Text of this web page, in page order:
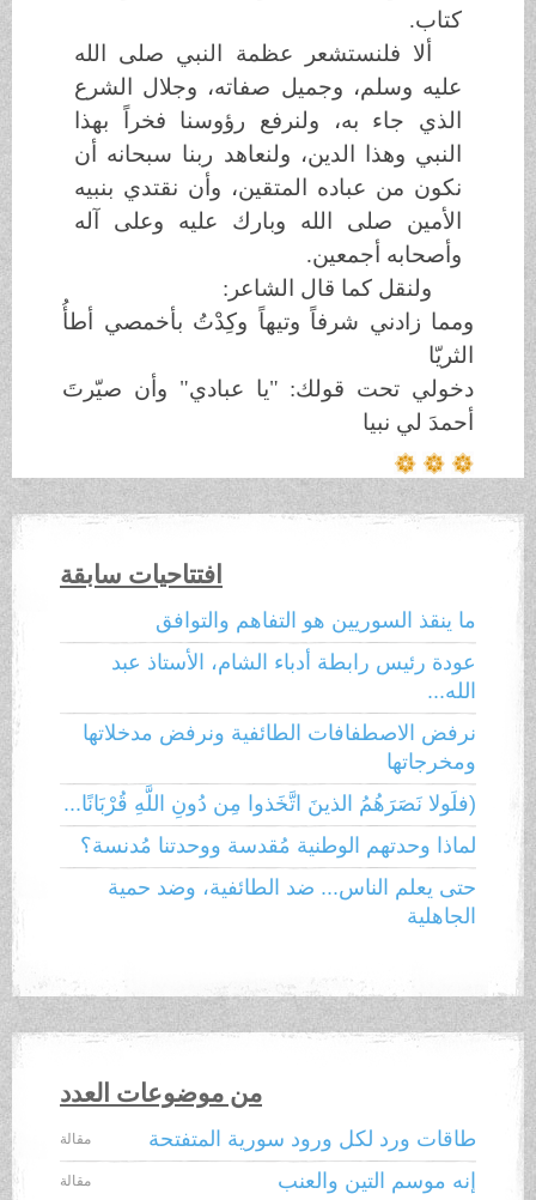
كتاب.
ألا فلنستشعر عظمة النبيصلى الله
عليه وسلم، وجميل صفاته، وجلال الشرع
الذي جاء به، ولنرفع رؤوسنا فخراً بهذا
النبي وهذا الدين، ولنعاهد ربنا سبحانه أن
نكون من عباده المتقين، وأن نقتدي بنبيه
الأمين صلى الله وبارك عليه وعلى آله
وأصحابه أجمعين.
ولنقل كما قال الشاعر:
ومما زادني شرفاً وتيهاً وكِدْتُ بأخمصي أطأُ
الثريّا
دخولي تحت قولك: "يا عبادي" وأن صيّرتَ
أحمدَ لي نبيا
افتتاحيات سابقة
ما ينقذ السوريين هو التفاهم والتوافق
عودة رئيس رابطة أدباء الشام، الأستاذ عبد
الله...
نرفض الاصطفافات الطائفية ونرفض مدخلاتها
ومخرجاتها
(فلَولا نَصَرَهُمُ الذينَ اتَّخَذوا مِن دُونِ اللَّهِ قُرْبَانًا...
لماذا وحدتهم الوطنية مُقدسة ووحدتنا مُدنسة؟
حتى يعلم الناس... ضد الطائفية، وضد حمية
الجاهلية
من موضوعات العدد
طاقات ورد لكل ورود سورية المتفتحة مقالة
إنه موسم التين والعنب مقالة